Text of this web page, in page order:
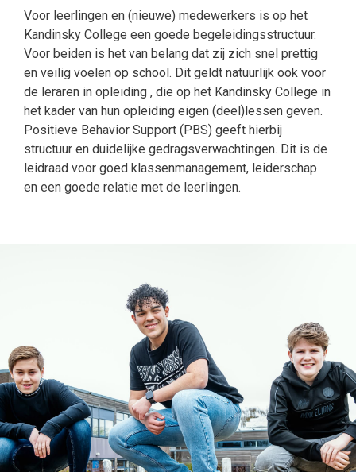
Voor leerlingen en (nieuwe) medewerkers is op het
Kandinsky College een goede begeleidingsstructuur.
Voor beiden is het van belang dat zij zich snel prettig
en veilig voelen op school. Dit geldt natuurlijk ook voor
de leraren in opleiding , die op het Kandinsky College in
het kader van hun opleiding eigen (deel)lessen geven.
Positieve Behavior Support (PBS) geeft hierbij
structuur en duidelijke gedragsverwachtingen. Dit is de
leidraad voor goed klassenmanagement, leiderschap
en een goede relatie met de leerlingen.